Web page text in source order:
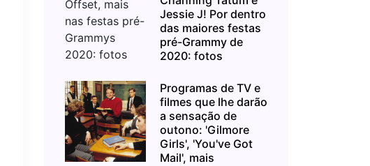
Jessie J! Por dentro
das maiores festas
pré-Grammy de
2020: fotos
Programas de TV e
filmes que lhe darão
a sensação de
outono: 'Gilmore
Girls', 'You've Got
Mail', mais